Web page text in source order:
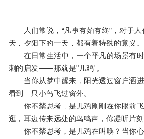
人们常说，“凡事有始有终”，对于人
天，夕阳下的一天，都有着特殊的意义。
在日常生活中，一个平凡的场景有时
刺的启发——那就是"几鸡"。
当你从梦中醒来，阳光透过窗户洒进
看到一只小鸟飞过窗外。
你不禁思考，是几鸡刚刚在你眼前飞
逛，耳边传来远处的鸟鸣声，你凝听片刻
你不禁思考，是几鸡在叫唤？当你心